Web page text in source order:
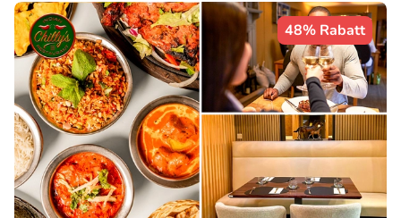
48% Rabatt